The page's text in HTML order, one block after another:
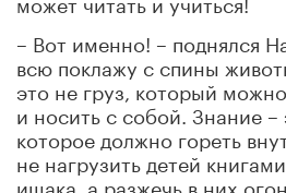
– Вот именно! – поднялся
всю поклажу с спины
это не груз, который
и носить с собой. Знание –
которое должно гореть
не нагрузить детей
ишака, а разжечь в них